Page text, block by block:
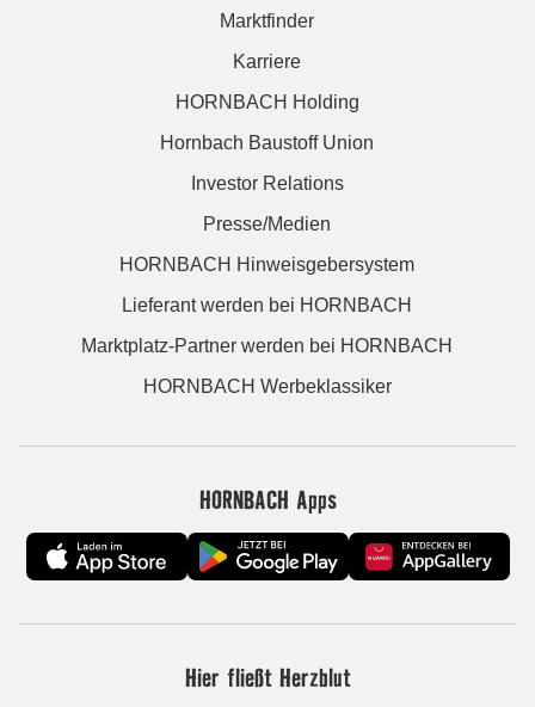
Marktfinder
Karriere
HORNBACH Holding
Hornbach Baustoff Union
Investor Relations
Presse/Medien
HORNBACH Hinweisgebersystem
Lieferant werden bei HORNBACH
Marktplatz-Partner werden bei HORNBACH
HORNBACH Werbeklassiker
HORNBACH Apps
Hier fließt Herzblut